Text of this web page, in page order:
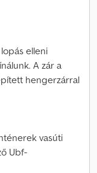
elleni
A zár a
hengerzárral
vasúti
Ubf-